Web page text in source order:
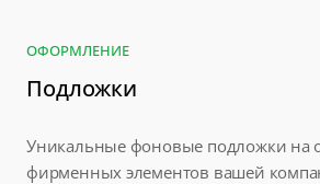
ОФОРМЛЕНИЕ
Подложки
Уникальные фоновые подложки на
фирменных элементов вашей